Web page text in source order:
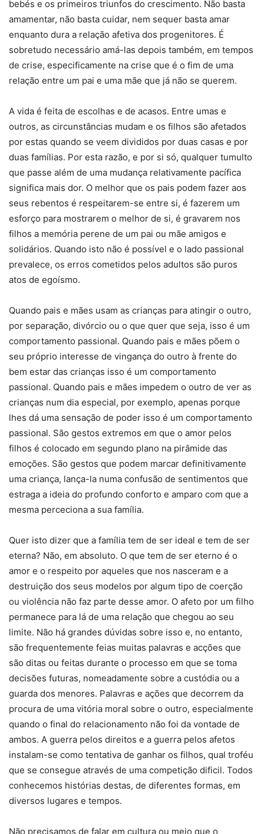
bebés e os primeiros triunfos do crescimento. Não basta
amamentar, não basta cuidar, nem sequer basta amar
enquanto dura a relação afetiva dos progenitores. É
sobretudo necessário amá-las depois também, em tempos
de crise, especificamente na crise que é o fim de uma
relação entre um pai e uma mãe que já não se querem.
A vida é feita de escolhas e de acasos. Entre umas e
outros, as circunstâncias mudam e os filhos são afetados
por estas quando se veem divididos por duas casas e por
duas famílias. Por esta razão, e por si só, qualquer tumulto
que passe além de uma mudança relativamente pacífica
significa mais dor. O melhor que os pais podem fazer aos
seus rebentos é respeitarem-se entre si, é fazerem um
esforço para mostrarem o melhor de si, é gravarem nos
filhos a memória perene de um pai ou mãe amigos e
solidários. Quando isto não é possível e o lado passional
prevalece, os erros cometidos pelos adultos são puros
atos de egoísmo.
Quando pais e mães usam as crianças para atingir o outro,
por separação, divórcio ou o que quer que seja, isso é um
comportamento passional. Quando pais e mães põem o
seu próprio interesse de vingança do outro à frente do
bem estar das crianças isso é um comportamento
passional. Quando pais e mães impedem o outro de ver as
crianças num dia especial, por exemplo, apenas porque
lhes dá uma sensação de poder isso é um comportamento
passional. São gestos extremos em que o amor pelos
filhos é colocado em segundo plano na pirâmide das
emoções. São gestos que podem marcar definitivamente
uma criança, lança-la numa confusão de sentimentos que
estraga a ideia do profundo conforto e amparo com que a
mesma perceciona a sua família.
Quer isto dizer que a família tem de ser ideal e tem de ser
eterna? Não, em absoluto. O que tem de ser eterno é o
amor e o respeito por aqueles que nos nasceram e a
destruição dos seus modelos por algum tipo de coerção
ou violência não faz parte desse amor. O afeto por um filho
permanece para lá de uma relação que chegou ao seu
limite. Não há grandes dúvidas sobre isso e, no entanto,
são frequentemente feias muitas palavras e acções que
são ditas ou feitas durante o processo em que se toma
decisões futuras, nomeadamente sobre a custódia ou a
guarda dos menores. Palavras e ações que decorrem da
procura de uma vitória moral sobre o outro, especialmente
quando o final do relacionamento não foi da vontade de
ambos. A guerra pelos direitos e a guerra pelos afetos
instalam-se como tentativa de ganhar os filhos, qual troféu
que se consegue através de uma competição dificil. Todos
conhecemos histórias destas, de diferentes formas, em
diversos lugares e tempos.
Não precisamos de falar em cultura ou meio que o